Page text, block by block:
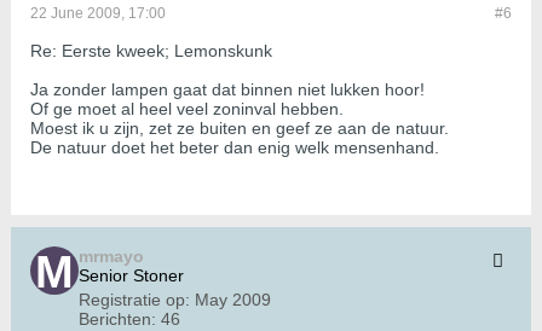
#6
22 June 2009, 17:00
Re: Eerste kweek; Lemonskunk
Ja zonder lampen gaat dat binnen niet lukken hoor!
Of ge moet al heel veel zoninval hebben.
Moest ik u zijn, zet ze buiten en geef ze aan de natuur.
De natuur doet het beter dan enig welk mensenhand.
mrmayo
Senior Stoner
Registratie op: May 2009
Berichten: 46